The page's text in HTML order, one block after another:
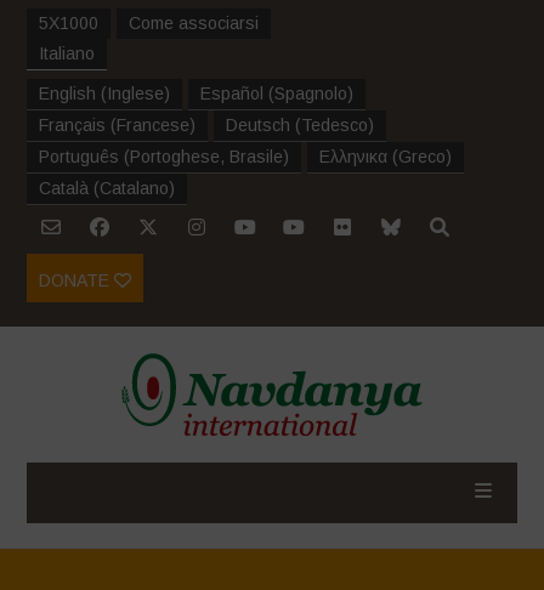
5X1000
Come associarsi
Italiano
English (Inglese) Español (Spagnolo)
Français (Francese) Deutsch (Tedesco)
Português (Portoghese, Brasile) Ελληνικα (Greco)
Català (Catalano)
DONATE